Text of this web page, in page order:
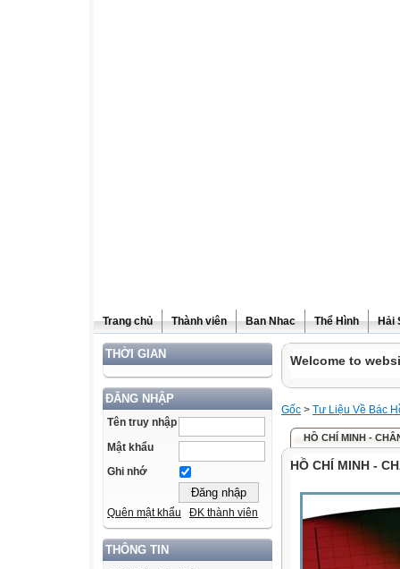
Trang chủ Thành viên Ban Nhac Thể Hình Hải
THỜI GIAN
ĐĂNG NHẬP
Tên truy nhập
Mật khẩu
Ghi nhớ
Quên mật khẩu ĐK thành viên
THÔNG TIN
Welcome to
Gốc > Tư Liệu Về Bác
HỒ CHÍ MINH -
HỒ CHÍ MINH -